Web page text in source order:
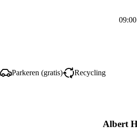
Parkeren (gratis) Recycling
Albert